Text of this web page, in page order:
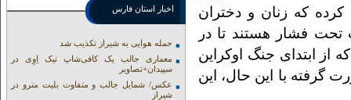
که زنان و دختران
تحت فشار هستند تا در
از ابتدای جنگ اوکراین
گرفته با این حال، این
اخبار استان فارس
حمله هوایی به شیراز تکذیب شد
معماری جالب یک کافی‌شاپ تیک اِوِی در
سپیدان+تصاویر
عکس/ شمایل جالب و متفاوت بلیت مترو در
شیراز